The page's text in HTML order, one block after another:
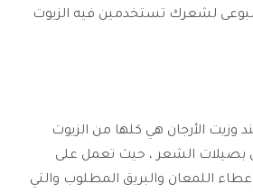
لشعرك تستخدمين فيه الزيوت
وزيت الأرجان هي كلها من الزيوت
بصيلات الشعر ، حيث تعمل على
اللمعان والبريق المطلوب والتي